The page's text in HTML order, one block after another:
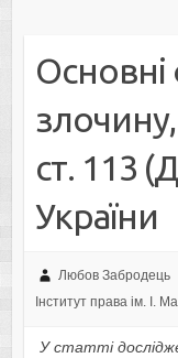
ст. 113
України
Любов Забродець
Інститут права ім. І.
У статті